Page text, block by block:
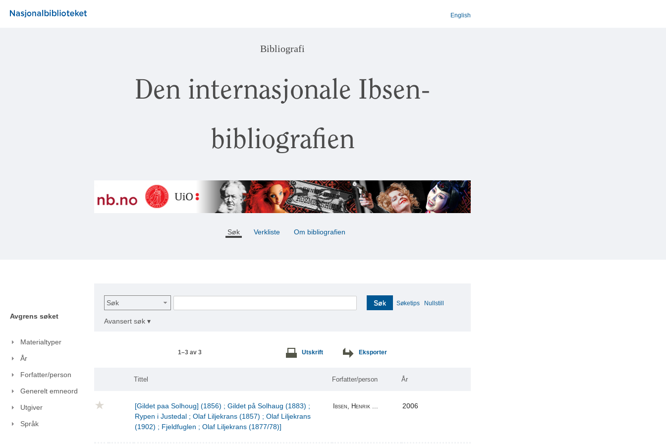
English
Bibliografi
Den internasjonale Ibsen-
bibliografien
Søk Verkliste Om bibliografien
Avgrens søket
Materialtyper
År
Forfatter/person
Generelt emneord
Utgiver
Språk
Søk Søk Søketips Nullstill
Avansert søk ▾
1–3 av 3 Utskrift Eksporter
Tittel Forfatter/person År
[Gildet paa Solhoug] (1856) ; Gildet på Solhaug (1883) ;
Rypen i Justedal ; Olaf Liljekrans (1857) ; Olaf Liljekrans
(1902) ; Fjeldfuglen ; Olaf Liljekrans (1877/78)]
Ibsen, Henrik ... 2006